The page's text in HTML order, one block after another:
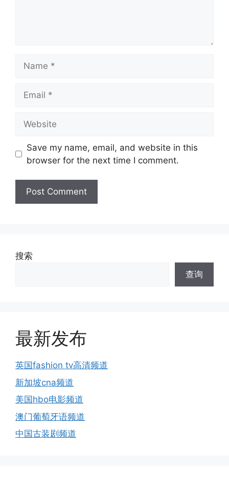
Save my name, email, and website in this
browser for the next time I comment.
搜索
查询
最新发布
英国fashion tv高清频道
新加坡cna频道
美国hbo电影频道
澳门葡萄牙语频道
中国古装剧频道